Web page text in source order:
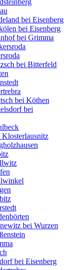
bei Eisenberg
bei Eisenberg
bei Grimma
bei Bitterfeld
bei Köthen
bei
bei Wurzen
bei Eisenberg